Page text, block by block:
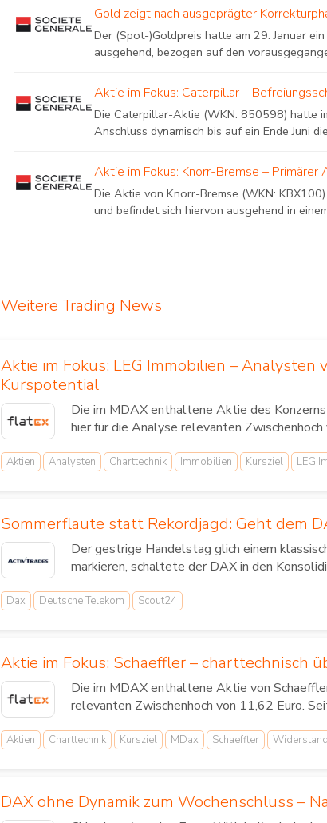
Gold zeigt nach ausgeprägter
Der (Spot-)Goldpreis hatte am 29. Januar
ausgehend, bezogen auf den
Aktie im Fokus: Caterpillar –
Die Caterpillar-Aktie (WKN: 850598) hatte
Anschluss dynamisch bis auf ein Ende Juni
Aktie im Fokus: Knorr-Bremse –
Die Aktie von Knorr-Bremse (WKN:
und befindet sich hiervon ausgehend in
Weitere Trading News
Aktie im Fokus: LEG Immobilien –
Kurspotential
Die im MDAX enthaltene Aktie des
hier für die Analyse relevanten Zwischenhoch
Aktien Analysten Charttechnik Immobilien Kursziel LEG
Sommerflaute statt Rekordjagd: Geht dem
Der gestrige Handelstag glich einem
markieren, schaltete der DAX in den
Dax Deutsche Telekom Scout24
Aktie im Fokus: Schaeffler – charttechnisch
Die im MDAX enthaltene Aktie von
relevanten Zwischenhoch von 11,62 Euro.
Aktien Charttechnik Kursziel MDax Schaeffler
DAX ohne Dynamik zum Wochenschluss –